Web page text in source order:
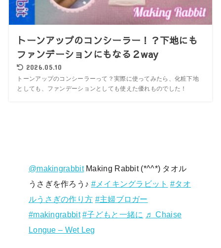
トーンアップのコンシーラー！？下地にも
ファンデーションにもなる２way
2026.05.10
トーンアップのコンシーラーって？実際に使ってみたら、化粧下地
としても、ファンデーションとしても使えた優れものでした！
@makingrabbitMaking Rabbit (*^^*) タオル
うさぎを作ろう♪ #メイキングラビット #タオ
ルうさぎの作り方 #主婦ブロガー
#makingrabbit #子どもと一緒に ♬ Chaise
Longue – Wet Leg